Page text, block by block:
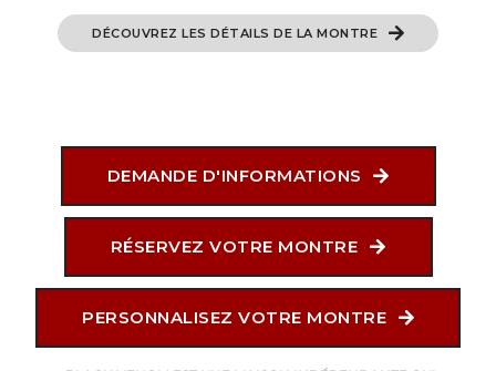
DÉCOUVREZ LES DÉTAILS DE LA MONTRE
DEMANDE D'INFORMATIONS
RÉSERVEZ VOTRE MONTRE
PERSONNALISEZ VOTRE MONTRE